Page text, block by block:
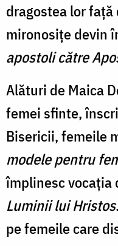
dragostea lor
mironosiţe devin
apostoli către
Alături de Maica
femei sfinte,
Bisericii, femeile
modele pentru
împlinesc vocația
Luminii lui Hristos
pe femeile care